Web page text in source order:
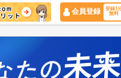
会員登録
登録1
無料